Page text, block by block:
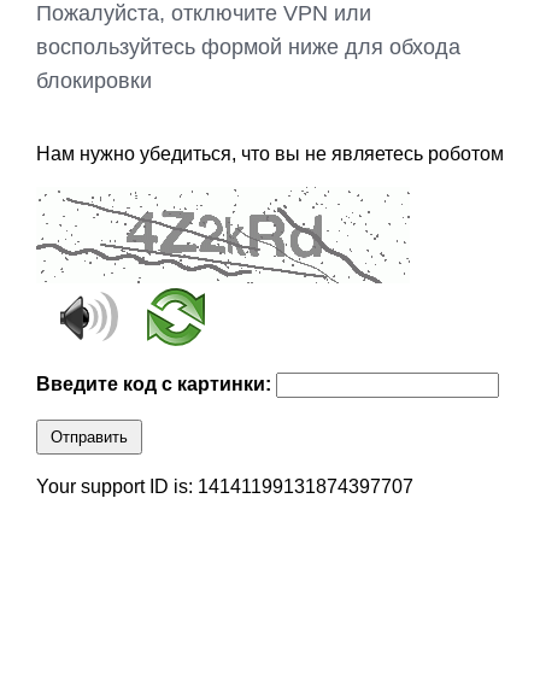
Пожалуйста, отключите VPN или
воспользуйтесь формой ниже для обхода
блокировки
Нам нужно убедиться, что вы не являетесь роботом
Введите код с картинки:
Отправить
Your support ID is: 14141199131874397707